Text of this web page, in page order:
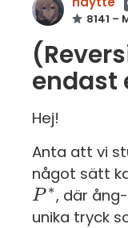
8141 –
endast
Hej!
Anta att vi
något sätt
P ∗
P* , där
unika tryck